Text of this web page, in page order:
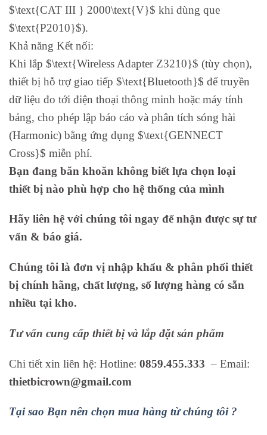
$\text{CAT III } 2000\text{V}$ khi dùng que
$\text{P2010}$).
Khả năng Kết nối:
Khi lắp $\text{Wireless Adapter Z3210}$ (tùy chọn),
thiết bị hỗ trợ giao tiếp $\text{Bluetooth}$ để truyền
dữ liệu đo tới điện thoại thông minh hoặc máy tính
bảng, cho phép lập báo cáo và phân tích sóng hài
(Harmonic) bằng ứng dụng $\text{GENNECT
Cross}$ miễn phí.
Bạn đang băn khoăn không biết lựa chọn loại
thiết bị nào phù hợp cho hệ thống của mình
Hãy liên hệ với chúng tôi ngay để nhận được sự tư
vấn & báo giá.
Chúng tôi là đơn vị nhập khẩu & phân phối thiết
bị chính hãng, chất lượng, số lượng hàng có sẵn
nhiều tại kho.
Tư vấn cung cấp thiết bị và lắp đặt sản phẩm
Chi tiết xin liên hệ: Hotline: 0859.455.333 – Email:
thietbicrown@gmail.com
Tại sao Bạn nên chọn mua hàng từ chúng tôi ?